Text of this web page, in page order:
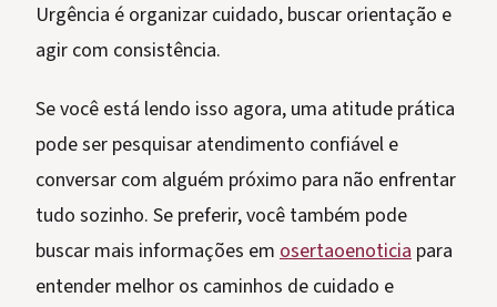
Urgência é organizar cuidado, buscar orientação e
agir com consistência.
Se você está lendo isso agora, uma atitude prática
pode ser pesquisar atendimento confiável e
conversar com alguém próximo para não enfrentar
tudo sozinho. Se preferir, você também pode
buscar mais informações em osertaoenoticia para
entender melhor os caminhos de cuidado e